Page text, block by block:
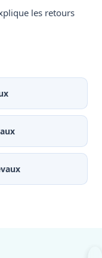
les retours